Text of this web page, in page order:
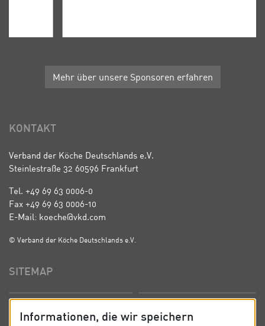
Mehr über unsere Sponsoren erfahren
KONTAKT
Verband der Köche Deutschlands e.V.
Steinlestraße 32 60596 Frankfurt
Tel. +49 69 63 0006-0
Fax +49 69 63 0006-10
E-Mail: koeche@vkd.com
© Verband der Köche Deutschlands e.V.
SITEMAP
Informationen, die wir speichern